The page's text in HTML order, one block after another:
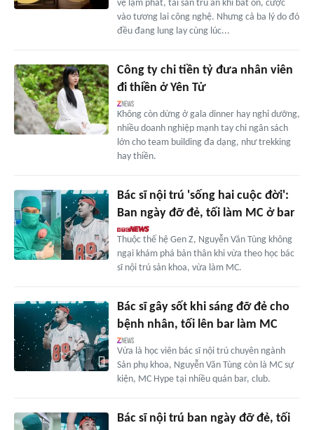
vệ lạm phát, tài sản trú ẩn khi bất ổn, cược
vào tương lai công nghệ. Nhưng cả ba lý do đó
đều đang lung lay cùng lúc...
Công ty chi tiền tỷ đưa nhân viên
đi thiền ở Yên Tử
Không còn dừng ở gala dinner hay nghỉ dưỡng,
nhiều doanh nghiệp mạnh tay chi ngân sách
lớn cho team building đa dạng, như trekking
hay thiền.
Bác sĩ nội trú 'sống hai cuộc đời':
Ban ngày đỡ đẻ, tối làm MC ở bar
Thuộc thế hệ Gen Z, Nguyễn Văn Tùng không
ngại khám phá bản thân khi vừa theo học bác
sĩ nội trú sản khoa, vừa làm MC.
Bác sĩ gây sốt khi sáng đỡ đẻ cho
bệnh nhân, tối lên bar làm MC
Vừa là học viên bác sĩ nội trú chuyên ngành
Sản phụ khoa, Nguyễn Văn Tùng còn là MC sự
kiện, MC Hype tại nhiều quán bar, club.
Bác sĩ nội trú ban ngày đỡ đẻ, tối